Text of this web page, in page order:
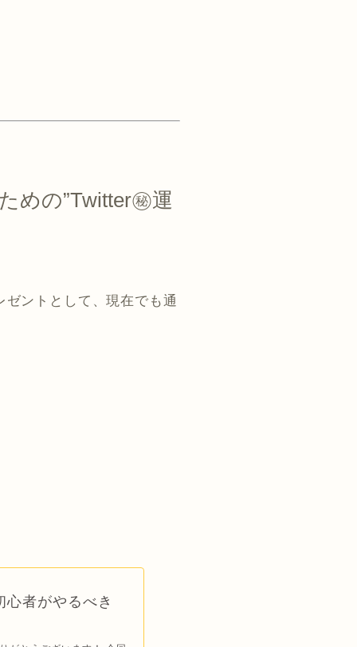
めの”Twitter㊙運
ントとして、現在でも通
者がやるべき